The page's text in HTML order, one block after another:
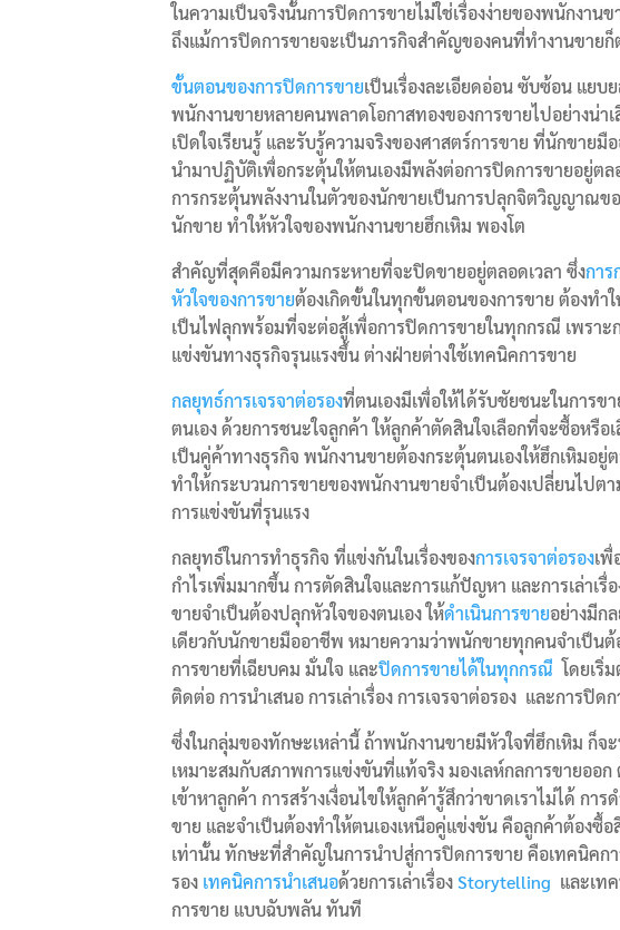
ในความเป็นจริงนั้นการปิดการขายไม่ใช่เรื่องง่ายของพนักงาน
ถึงแม้การปิดการขายจะเป็นภารกิจสำคัญของคนที่ทำงานขายก็
ขั้นตอนของการปิดการขายเป็นเรื่องละเอียดอ่อน ซับซ้อน แยบ
พนักงานขายหลายคนพลาดโอกาสทองของการขายไปอย่างน่าเ
เปิดใจเรียนรู้ และรับรู้ความจริงของศาสตร์การขาย ที่นักขายมื
นำมาปฏิบัติเพื่อกระตุ้นให้ตนเองมีพลังต่อการปิดการขายอยู่ตล
การกระตุ้นพลังงานในตัวของนักขายเป็นการปลุกจิตวิญญาณข
นักขาย ทำให้หัวใจของพนักงานขายฮึกเหิม พองโต
สำคัญที่สุดคือมีความกระหายที่จะปิดขายอยู่ตลอดเวลา ซึ่งการ
หัวใจของการขายต้องเกิดขั้นในทุกขั้นตอนของการขาย ต้องทำ
เป็นไฟลุกพร้อมที่จะต่อสู้เพื่อการปิดการขายในทุกกรณี เพราะ
แข่งขันทางธุรกิจรุนแรงขึ้น ต่างฝ่ายต่างใช้เทคนิคการขาย
กลยุทธ์การเจรจาต่อรองที่ตนเองมีเพื่อให้ได้รับชัยชนะในการข
ตนเอง ด้วยการชนะใจลูกค้า ให้ลูกค้าตัดสินใจเลือกที่จะซื้อหรือ
เป็นคู่ค้าทางธุรกิจ พนักงานขายต้องกระตุ้นตนเองให้ฮึกเหิมอยู่ต
ทำให้กระบวนการขายของพนักงานขายจำเป็นต้องเปลี่ยนไปต
การแข่งขันที่รุนแรง
กลยุทธ์ในการทำธุรกิจ ที่แข่งกันในเรื่องของการเจรจาต่อรองเพื่
กำไรเพิ่มมากขึ้น การตัดสินใจและการแก้ปัญหา และการเล่าเรื่
ขายจำเป็นต้องปลุกหัวใจของตนเอง ให้ดำเนินการขายอย่างมีก
เดียวกับนักขายมืออาชีพ หมายความว่าพนักขายทุกคนจำเป็น
การขายที่เฉียบคม มั่นใจ และปิดการขายได้ในทุกกรณี โดยเริ่
ติดต่อ การนำเสนอ การเล่าเรื่อง การเจรจาต่อรอง และการปิด
ซึ่งในกลุ่มของทักษะเหล่านี้ ถ้าพนักงานขายมีหัวใจที่ฮึกเหิม ก็จ
เหมาะสมกับสภาพการแข่งขันที่แท้จริง มองเลห์กลการขายออก
เข้าหาลูกค้า การสร้างเงื่อนไขให้ลูกค้ารู้สึกว่าขาดเราไม่ได้ การ
ขาย และจำเป็นต้องทำให้ตนเองเหนือคู่แข่งขัน คือลูกค้าต้องซื้อ
เท่านั้น ทักษะที่สำคัญในการนำปสู่การปิดการขาย คือเทคนิคกา
รอง เทคนิคการนำเสนอด้วยการเล่าเรื่องStorytelling และเท
การขาย แบบฉับพลัน ทันที